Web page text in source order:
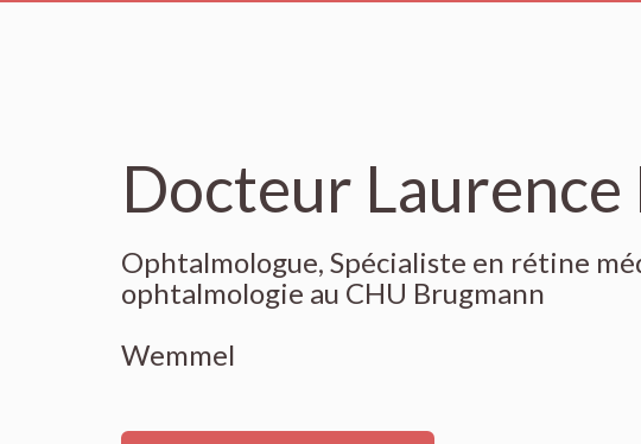
Docteur Laurence
Ophtalmologue, Spécialiste en rétine
ophtalmologie au CHU Brugmann
Wemmel